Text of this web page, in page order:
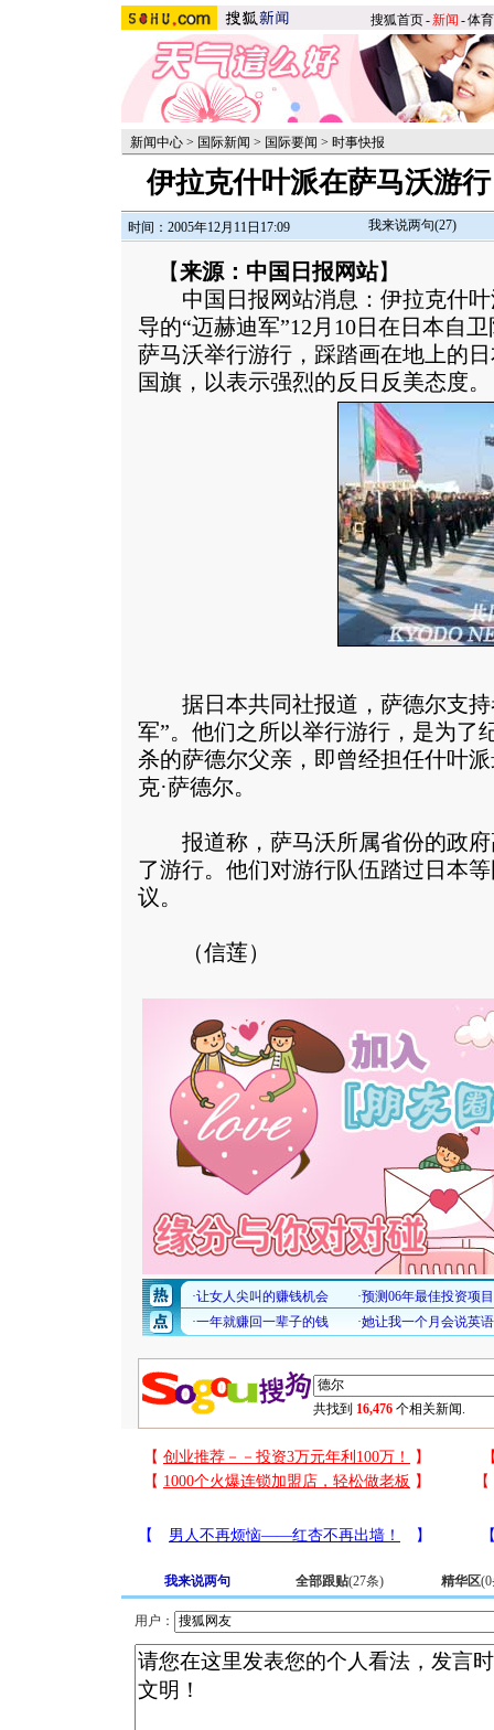
搜狐首页-新闻 -体育
新闻中心 > 国际新闻 > 国际要闻 > 时事快报
伊拉克什叶派在萨马沃游
时间：2005年12月11日17:09 我来说两句(27)
【来源：中国日报网站】
中国日报网站消息：伊拉克什叶
导的“迈赫迪军”12月10日在日本自
萨马沃举行游行，踩踏画在地上的
国旗，以表示强烈的反日反美态度。
据日本共同社报道，萨德尔支持
军”。他们之所以举行游行，是为了
杀的萨德尔父亲，即曾经担任什叶
克·萨德尔。
报道称，萨马沃所属省份的政府
了游行。他们对游行队伍踏过日本
议。
（信莲）
共找到 16,476 个相关新闻.
我来说两句 全部跟贴(27条) 精华区(0
用户：